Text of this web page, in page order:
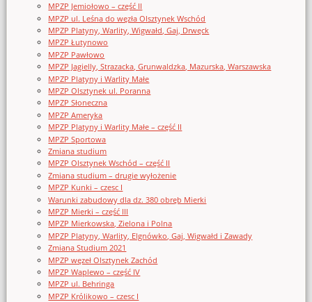
MPZP Jemiołowo – część II
MPZP ul. Leśna do węzła Olsztynek Wschód
MPZP Platyny, Warlity, Wigwałd, Gaj, Drwęck
MPZP Łutynowo
MPZP Pawłowo
MPZP Jagielly, Strazacka, Grunwaldzka, Mazurska, Warszawska
MPZP Platyny i Warlity Małe
MPZP Olsztynek ul. Poranna
MPZP Słoneczna
MPZP Ameryka
MPZP Platyny i Warlity Małe – część II
MPZP Sportowa
Zmiana studium
MPZP Olsztynek Wschód – część II
Zmiana studium – drugie wyłożenie
MPZP Kunki – czesc I
Warunki zabudowy dla dz. 380 obręb Mierki
MPZP Mierki – część III
MPZP Mierkowska, Zielona i Polna
MPZP Platyny, Warlity, Elgnówko, Gaj, Wigwałd i Zawady
Zmiana Studium 2021
MPZP węzeł Olsztynek Zachód
MPZP Waplewo – część IV
MPZP ul. Behringa
MPZP Królikowo – czesc I